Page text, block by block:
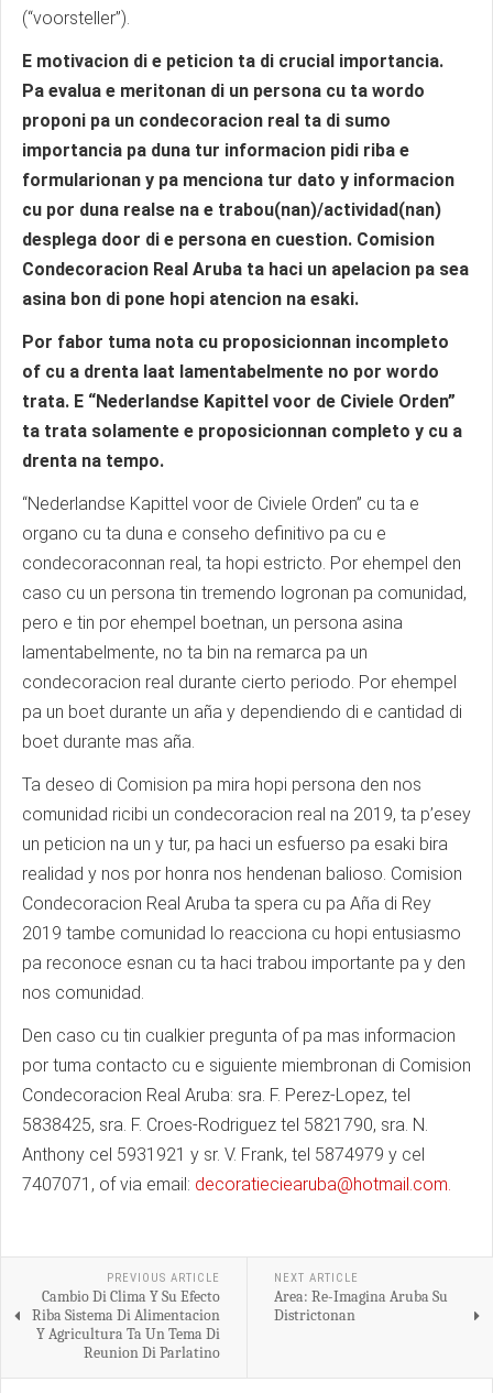
(“voorsteller”).
E motivacion di e peticion ta di crucial importancia.
Pa evalua e meritonan di un persona cu ta wordo
proponi pa un condecoracion real ta di sumo
importancia pa duna tur informacion pidi riba e
formularionan y pa menciona tur dato y informacion
cu por duna realse na e trabou(nan)/actividad(nan)
desplega door di e persona en cuestion. Comision
Condecoracion Real Aruba ta haci un apelacion pa sea
asina bon di pone hopi atencion na esaki.
Por fabor tuma nota cu proposicionnan incompleto
of cu a drenta laat lamentabelmente no por wordo
trata. E “Nederlandse Kapittel voor de Civiele Orden”
ta trata solamente e proposicionnan completo y cu a
drenta na tempo.
“Nederlandse Kapittel voor de Civiele Orden” cu ta e
organo cu ta duna e conseho definitivo pa cu e
condecoraconnan real, ta hopi estricto. Por ehempel den
caso cu un persona tin tremendo logronan pa comunidad,
pero e tin por ehempel boetnan, un persona asina
lamentabelmente, no ta bin na remarca pa un
condecoracion real durante cierto periodo. Por ehempel
pa un boet durante un aña y dependiendo di e cantidad di
boet durante mas aña.
Ta deseo di Comision pa mira hopi persona den nos
comunidad ricibi un condecoracion real na 2019, ta p’esey
un peticion na un y tur, pa haci un esfuerso pa esaki bira
realidad y nos por honra nos hendenan balioso. Comision
Condecoracion Real Aruba ta spera cu pa Aña di Rey
2019 tambe comunidad lo reacciona cu hopi entusiasmo
pa reconoce esnan cu ta haci trabou importante pa y den
nos comunidad.
Den caso cu tin cualkier pregunta of pa mas informacion
por tuma contacto cu e siguiente miembronan di Comision
Condecoracion Real Aruba: sra. F. Perez-Lopez, tel
5838425, sra. F. Croes-Rodriguez tel 5821790, sra. N.
Anthony cel 5931921 y sr. V. Frank, tel 5874979 y cel
7407071, of via email: decoratieciearuba@hotmail.com
PREVIOUS ARTICLE
Cambio Di Clima Y Su Efecto
Riba Sistema Di Alimentacion
Y Agricultura Ta Un Tema Di
Reunion Di Parlatino
NEXT ARTICLE
Area: Re-Imagina Aruba Su
Districtonan